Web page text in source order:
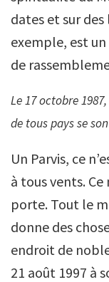
dates et sur
exemple, est un
de
Le 17 octobre
de tous pays se
Un Parvis, ce
à tous vents. Ce
porte. Tout le
donne des
endroit de
21 août 1997 à